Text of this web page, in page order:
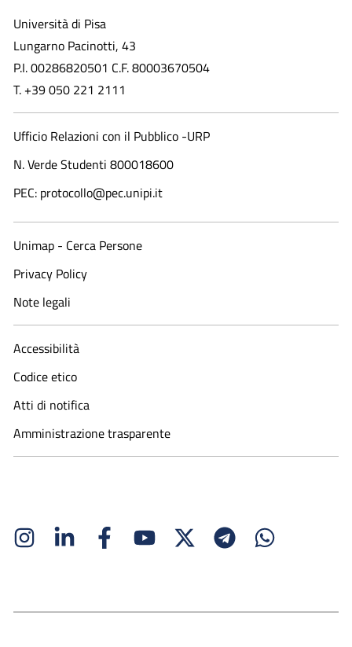
Università di Pisa
Lungarno Pacinotti, 43
P.I. 00286820501 C.F. 80003670504
T. +39 050 221 2111
Ufficio Relazioni con il Pubblico -URP
N. Verde Studenti 800018600​
PEC: protocollo@pec.unipi.it
Unimap - Cerca Persone
Privacy Policy
Note legali
Accessibilità
Codice etico
Atti di notifica
Amministrazione trasparente